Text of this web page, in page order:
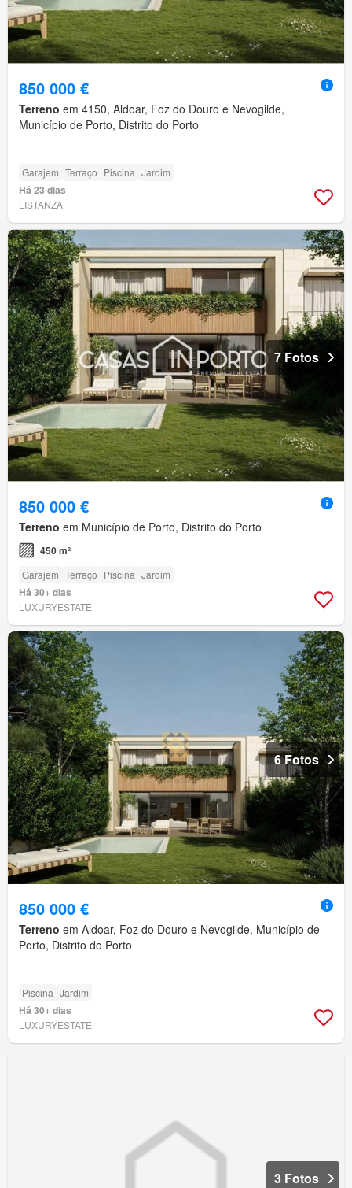
850 000 €
Terreno em 4150, Aldoar, Foz do Douro e Nevogilde,
Município de Porto, Distrito do Porto
Garajem Terraço Piscina Jardim
Há 23 dias
LISTANZA
7 Fotos
850 000 €
Terreno em Município de Porto, Distrito do Porto
450 m²
Garajem Terraço Piscina Jardim
Há 30+ dias
LUXURYESTATE
6 Fotos
850 000 €
Terreno em Aldoar, Foz do Douro e Nevogilde, Município de
Porto, Distrito do Porto
Piscina Jardim
Há 30+ dias
LUXURYESTATE
3 Fotos